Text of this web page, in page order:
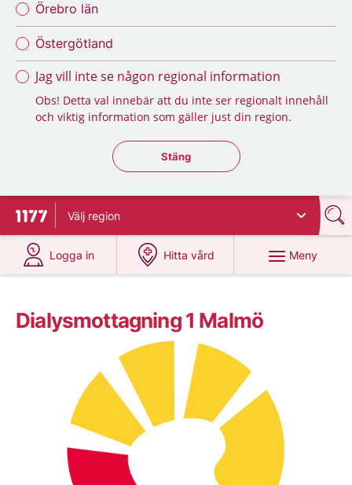
Örebro län
Östergötland
Jag vill inte se någon regional information
Obs! Detta val innebär att du inte ser regionalt innehåll
och viktig information som gäller just din region.
Stäng regionsväljaren
Stäng
Till startsidan för 1177
Välj region
Logga in
på 1177.se
Hitta vård
på 1177.se
Meny
Dialysmottagning 1 Malmö